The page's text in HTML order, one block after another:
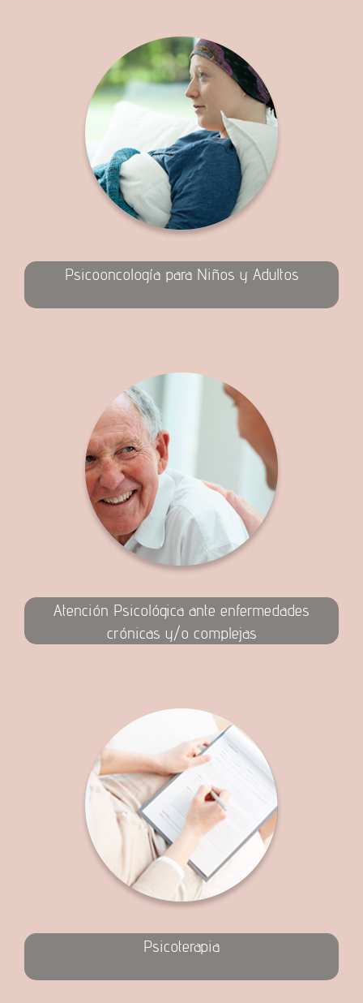
Psicooncología para Niños y Adultos
Atención Psicológica ante enfermedades
crónicas y/o complejas
Psicoterapia